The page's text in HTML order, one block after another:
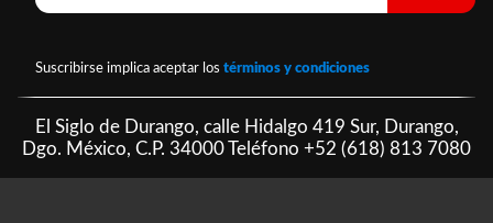
Suscribirse implica aceptar los términos y condiciones
El Siglo de Durango, calle Hidalgo 419 Sur, Durango,
Dgo. México, C.P. 34000 Teléfono +52 (618) 813 7080